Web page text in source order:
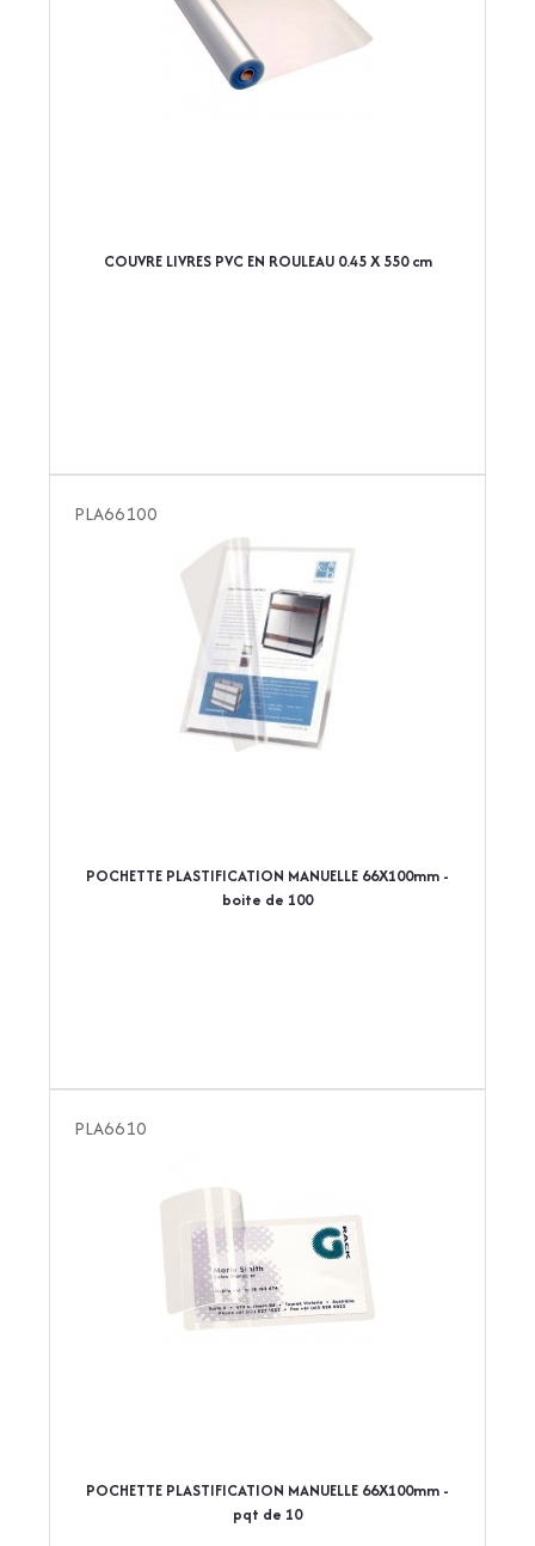
COUVRE LIVRES PVC EN ROULEAU 0.45 X 550 cm
PLA66100
POCHETTE PLASTIFICATION MANUELLE 66X100mm -
boite de 100
PLA6610
POCHETTE PLASTIFICATION MANUELLE 66X100mm -
pqt de 10